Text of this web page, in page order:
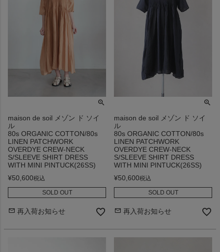
maison de soil メゾン ド ソイ
ル
80s ORGANIC COTTON/80s
LINEN PATCHWORK
OVERDYE CREW-NECK
S/SLEEVE SHIRT DRESS
WITH MINI PINTUCK(26SS)
¥50,600税込
SOLD OUT
再入荷お知らせ
maison de soil メゾン ド ソイ
ル
80s ORGANIC COTTON/80s
LINEN PATCHWORK
OVERDYE CREW-NECK
S/SLEEVE SHIRT DRESS
WITH MINI PINTUCK(26SS)
¥50,600税込
SOLD OUT
再入荷お知らせ